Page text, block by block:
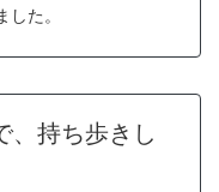
た。
、持ち歩きし